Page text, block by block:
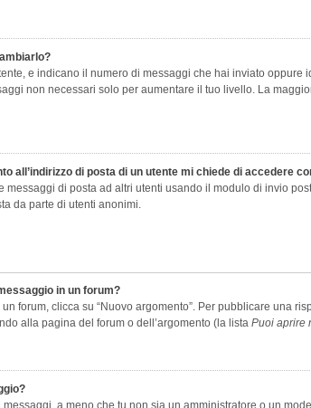
e indicano il numero di messaggi che hai inviato
non necessari solo per aumentare il tuo livello. La
all’indirizzo di posta di un utente mi chiede di accedere
messaggi di posta ad altri utenti usando il modulo di invio
da parte di utenti anonimi.
in un forum?
forum, clicca su “Nuovo argomento”. Per pubblicare una
alla pagina del forum o dell’argomento (la lista Puoi aprire
a meno che tu non sia un amministratore o un